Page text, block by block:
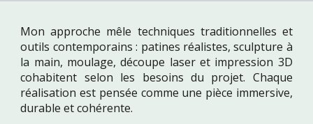
Mon approche mêle techniques traditionnelles et
outils contemporains : patines réalistes, sculpture à
la main, moulage, découpe laser et impression 3D
cohabitent selon les besoins du projet. Chaque
réalisation est pensée comme une pièce immersive,
durable et cohérente.